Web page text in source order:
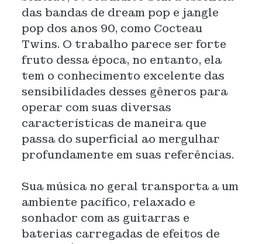
das bandas de dream pop e jangle
pop dos anos 90, como Cocteau
Twins. O trabalho parece ser forte
fruto dessa época, no entanto, ela
tem o conhecimento excelente das
sensibilidades desses gêneros para
operar com suas diversas
características de maneira que
passa do superficial ao mergulhar
profundamente em suas referências.
Sua música no geral transporta a um
ambiente pacífico, relaxado e
sonhador com as guitarras e
baterias carregadas de efeitos de